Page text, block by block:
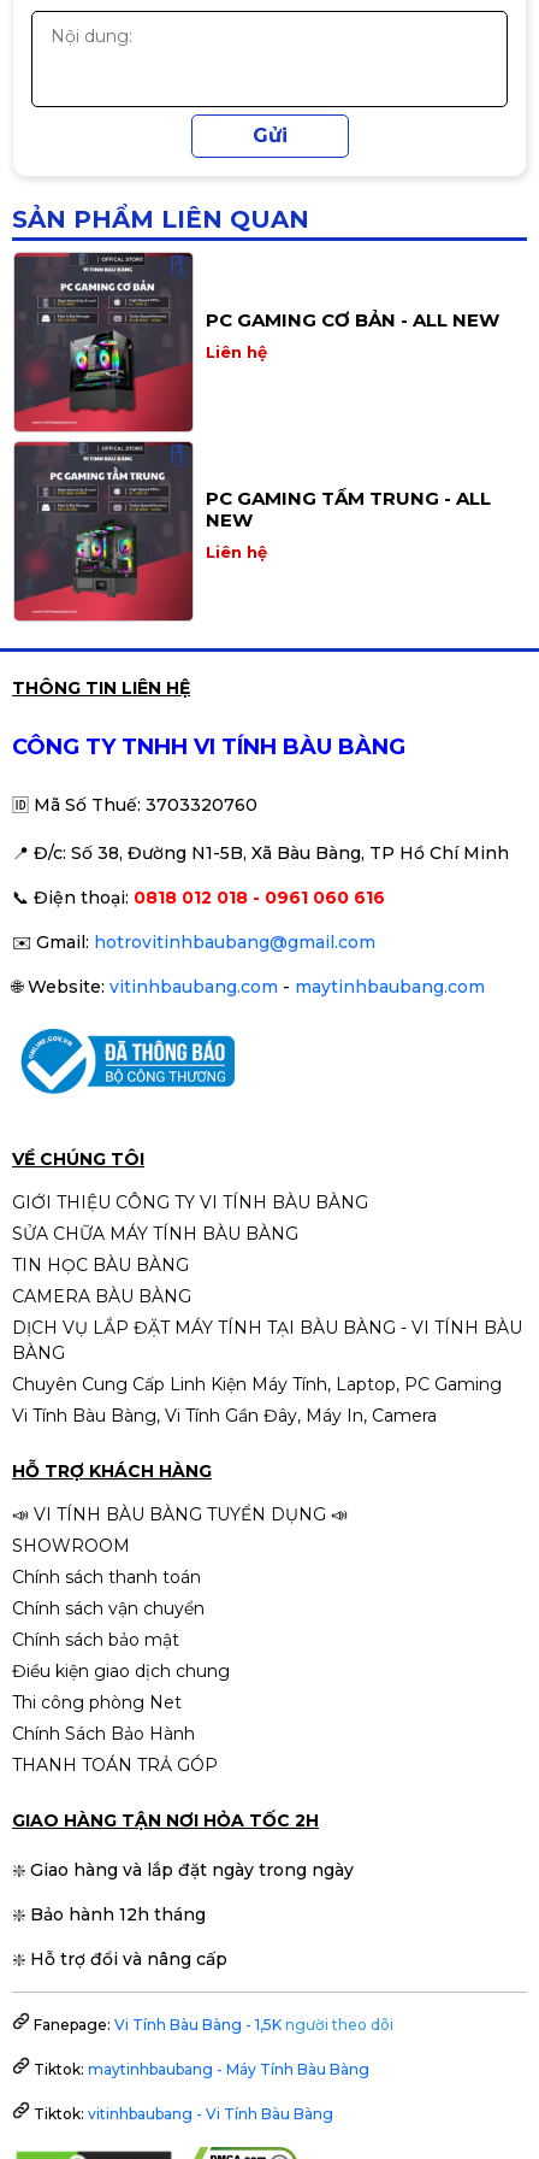
SẢN PHẨM LIÊN QUAN
PC H410 – i3-10100F | RAM 16GB |
SSD 256GB | Nguồn 500W – Cấu
hình tối ưu cho làm việc & giải trí
Liên hệ
PC GAMING CƠ BẢN - ALL NEW
Liên hệ
PC GAMING TẦM TRUNG - ALL
NEW
Liên hệ
RAM 16GB\ SSD 256
Liên hệ
9400 \ GTX 1060\ MSI Z390 \
PC / i3-9100f/ Main H310/ Ram16/
SSD256G/ Card 1050/ Nguồn
làm việc, đồ họa và gaming
SSD 256GB | Nguồn 500W – Sức
mạnh tối ưu cho làm việc &
gaming
THÔNG TIN LIÊN HỆ
CÔNG TY TNHH VI TÍNH BÀU BÀNG
🆔 Mã Số Thuế: 3703320760
📍 Đ/c: Số 38, Đường N1-5B, Xã Bàu Bàng, TP Hồ Chí Minh
📞 Điện thoại: 0818 012 018 - 0961 060 616
✉️ Gmail: hotrovitinhbaubang@gmail.com
🌐Website: vitinhbaubang.com - maytinhbaubang.com
VỀ CHÚNG TÔI
GIỚI THIỆU CÔNG TY VI TÍNH BÀU BÀNG
SỬA CHỮA MÁY TÍNH BÀU BÀNG
TIN HỌC BÀU BÀNG
CAMERA BÀU BÀNG
DỊCH VỤ LẮP ĐẶT MÁY TÍNH TẠI BÀU BÀNG - VI TÍNH BÀU
BÀNG
Chuyên Cung Cấp Linh Kiện Máy Tính, Laptop, PC Gaming
Vi Tính Bàu Bàng, Vi Tính Gần Đây, Máy In, Camera
HỖ TRỢ KHÁCH HÀNG
📣 VI TÍNH BÀU BÀNG TUYỂN DỤNG 📣
SHOWROOM
Chính sách thanh toán
Chính sách vận chuyển
Chính sách bảo mật
Điều kiện giao dịch chung
Thi công phòng Net
Chính Sách Bảo Hành
THANH TOÁN TRẢ GÓP
GIAO HÀNG TẬN NƠI HỎA TỐC 2H
❇️ Giao hàng và lắp đặt ngày trong ngày
❇️ Bảo hành 12h tháng
❇️ Hỗ trợ đổi và nâng cấp
Fanepage: Vi Tính Bàu Bàng - 1,5K người theo dõi
Tiktok: maytinhbaubang - Máy Tính Bàu Bàng
Tiktok: vitinhbaubang - Vi Tính Bàu Bàng